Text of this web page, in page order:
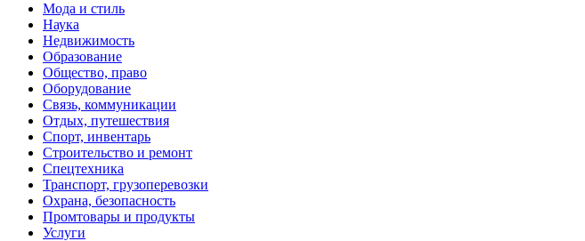
Мода и стиль
Наука
Недвижимость
Образование
Общество, право
Оборудование
Связь, коммуникации
Отдых, путешествия
Спорт, инвентарь
Строительство и ремонт
Спецтехника
Транспорт, грузоперевозки
Охрана, безопасность
Промтовары и продукты
Услуги